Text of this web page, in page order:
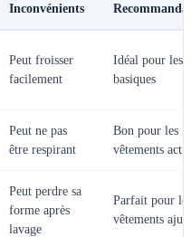
Inconvénients
Peut froisser
facilement
Idéal pour les
basiques
Peut ne pas
être respirant
Bon pour les
vêtements
Peut perdre sa
forme après
lavage
Parfait pour les
vêtements